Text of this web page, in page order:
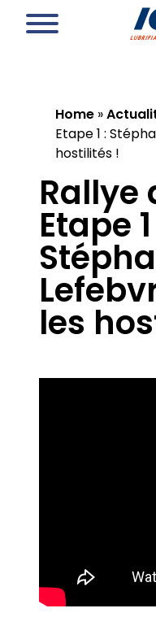
Home »
Etape 1 :
hostilités !
Rallye
Etape
les